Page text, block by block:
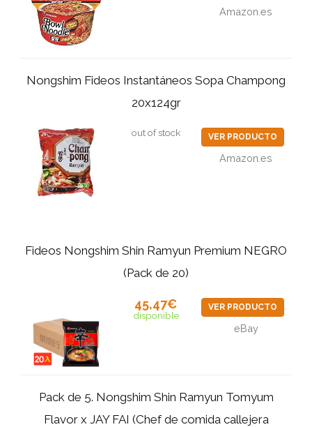
Amazon.es
Nongshim Fideos Instantáneos Sopa Champong
20x124gr
out of stock VER PRODUCTO
Amazon.es
Fideos Nongshim Shin Ramyun Premium NEGRO
(Pack de 20)
45,47€
disponible
VER PRODUCTO
eBay
Pack de 5. Nongshim Shin Ramyun Tomyum
Flavor x JAY FAI (Chef de comida callejera